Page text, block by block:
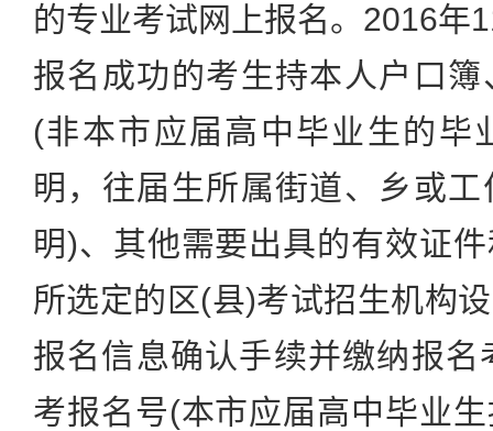
的专业考试网上报名。2016年
报名成功的考生持本人户口
(非本市应届高中毕业生的毕
明，往届生所属街道、乡或
明)、其他需要出具的有效证
所选定的区(县)考试招生机构
报名信息确认手续并缴纳报
考报名号(本市应届高中毕业